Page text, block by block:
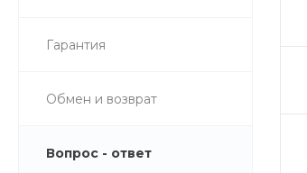
Гарантия
Обмен и возврат
Вопрос - ответ